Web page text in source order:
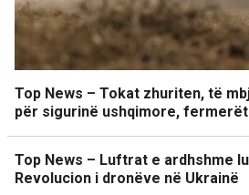
Top News – Tokat zhuriten, të
për sigurinë ushqimore, fermerët
Top News – Luftrat e ardhshme
Revolucion i dronëve në Ukrainë